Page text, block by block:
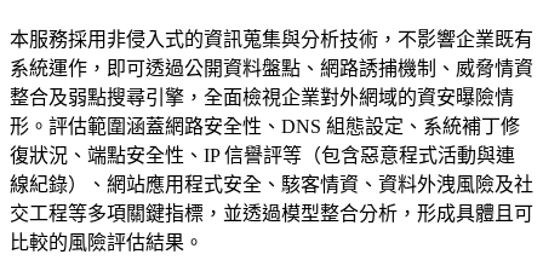
本服務採用非侵入式的資訊蒐集與分析技術，不影響企業既有
系統運作，即可透過公開資料盤點、網路誘捕機制、威脅情資
整合及弱點搜尋引擎，全面檢視企業對外網域的資安曝險情
形。評估範圍涵蓋網路安全性、DNS 組態設定、系統補丁修
復狀況、端點安全性、IP 信譽評等（包含惡意程式活動與連
線紀錄）、網站應用程式安全、駭客情資、資料外洩風險及社
交工程等多項關鍵指標，並透過模型整合分析，形成具體且可
比較的風險評估結果。